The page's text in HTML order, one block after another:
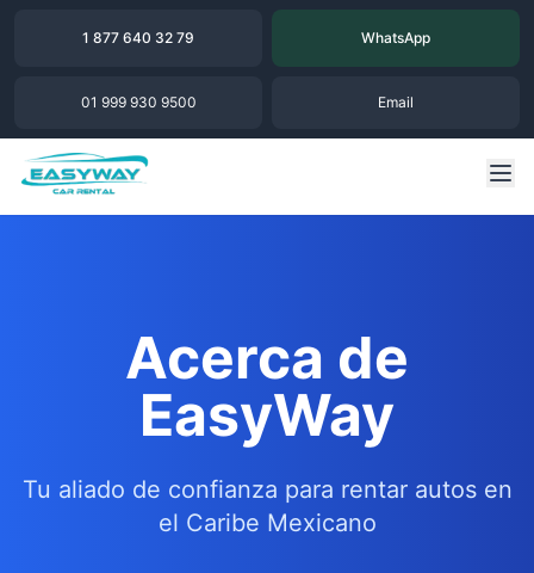
1 877 640 32 79 WhatsApp
01 999 930 9500 Email
Acerca de
EasyWay
Tu aliado de confianza para rentar autos en
el Caribe Mexicano